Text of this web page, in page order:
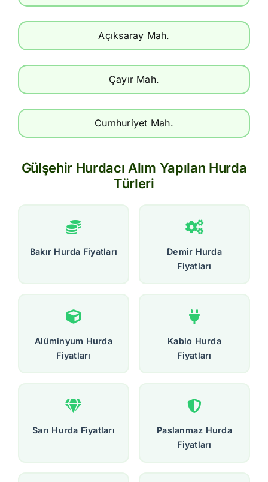
Açıksaray Mah.
Çayır Mah.
Cumhuriyet Mah.
Gülşehir Hurdacı Alım Yapılan Hurda
Türleri
Bakır Hurda Fiyatları
Demir Hurda
Fiyatları
Alüminyum Hurda
Fiyatları
Kablo Hurda
Fiyatları
Sarı Hurda Fiyatları
Paslanmaz Hurda
Fiyatları